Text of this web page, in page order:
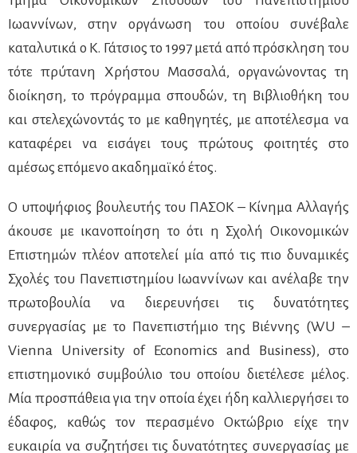
Ιωαννίνων, στην οργάνωση του οποίου συνέβαλε
καταλυτικά ο Κ. Γάτσιος το 1997 μετά από πρόσκληση του
τότε πρύτανη Χρήστου Μασσαλά, οργανώνοντας τη
διοίκηση, το πρόγραμμα σπουδών, τη Βιβλιοθήκη του
και στελεχώνοντάς το με καθηγητές, με αποτέλεσμα να
καταφέρει να εισάγει τους πρώτους φοιτητές στο
αμέσως επόμενο ακαδημαϊκό έτος.
Ο υποψήφιος βουλευτής του ΠΑΣΟΚ – Κίνημα Αλλαγής
άκουσε με ικανοποίηση το ότι η Σχολή Οικονομικών
Επιστημών πλέον αποτελεί μία από τις πιο δυναμικές
Σχολές του Πανεπιστημίου Ιωαννίνων και ανέλαβε την
πρωτοβουλία να διερευνήσει τις δυνατότητες
συνεργασίας με το Πανεπιστήμιο της Βιέννης (WU –
Vienna University of Economics and Business), στο
επιστημονικό συμβούλιο του οποίου διετέλεσε μέλος.
Μία προσπάθεια για την οποία έχει ήδη καλλιεργήσει το
έδαφος, καθώς τον περασμένο Οκτώβριο είχε την
ευκαιρία να συζητήσει τις δυνατότητες συνεργασίας με